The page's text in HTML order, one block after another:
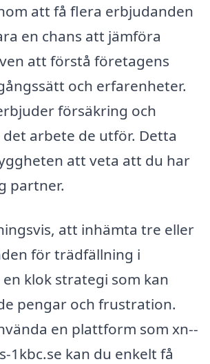
att få flera erbjudanden
en chans att jämföra
att förstå företagens
och erfarenheter.
försäkring och
arbete de utför. Detta
att veta att du har
partner.
att inhämta tre eller
för trädfällning i
klok strategi som kan
pengar och frustration.
en plattform som xn--
1kbc.se kan du enkelt få